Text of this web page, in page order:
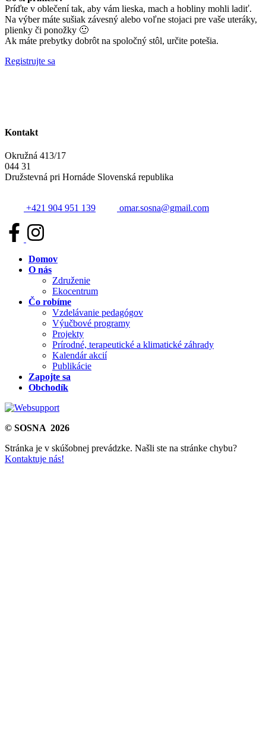
Príďte v oblečení tak, aby vám lieska, mach a hobliny mohli ladiť.
Na výber máte sušiak závesný alebo voľne stojaci pre vaše uteráky,
plienky či ponožky 🙂
Ak máte prebytky dobrôt na spoločný stôl, určite potešia.
Registrujte sa
Kontakt
Okružná 413/17
044 31
Družstevná pri Hornáde Slovenská republika
+421 904 951 139 omar.sosna@gmail.com
Domov
O nás
Združenie
Ekocentrum
Čo robíme
Vzdelávanie pedagógov
Výučbové programy
Projekty
Prírodné, terapeutické a klimatické záhrady
Kalendár akcií
Publikácie
Zapojte sa
Obchodík
© SOSNA 2026
Stránka je v skúšobnej prevádzke. Našli ste na stránke chybu?
Kontaktuje nás!